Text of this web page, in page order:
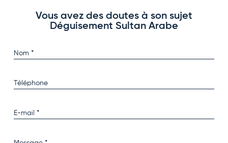
Vous avez des doutes à son sujet
Déguisement Sultan Arabe